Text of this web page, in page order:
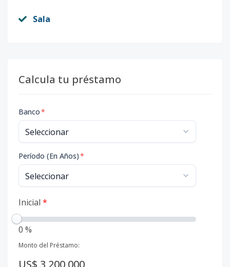
Sala
Calcula tu préstamo
Banco*
Período (En Años)*
Inicial *
0 %
Monto del Préstamo:
US$ 3,200,000